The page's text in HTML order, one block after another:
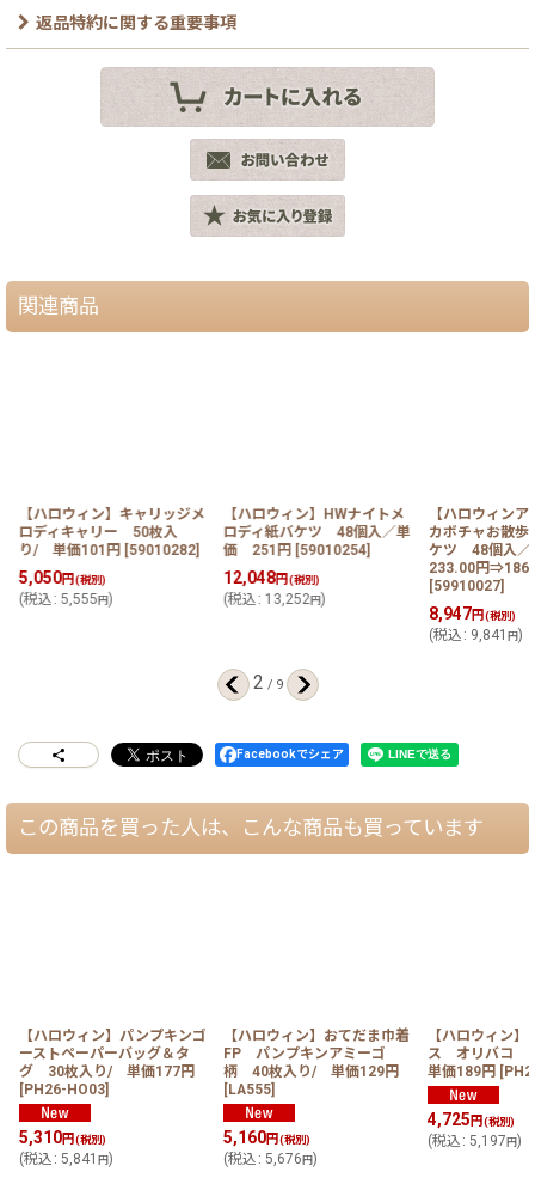
返品特約に関する重要事項
関連商品
【ハロウィン】キャリッジメ
ロディキャリー 50枚入
り/ 単価101円
59010282]
5,050円(税別)
(税込: 5,555円)
【ハロウィン】HWナイトメ
ロディ紙バケツ 48個入／単
価 251円
[59010254]
12,048円(税別)
(税込: 13,252円)
【ハロウィン
カボチャお散歩
ケツ 48個入
233.00円
[59910027]
8,947円(税別)
(税込 : 9,841 円)
2 / 9
Facebookでシェア
この商品を買った人は、こんな商品も買っています
【ハロウィン】パンプキンゴ
ーストペーパーバッグ＆タ
グ 30枚入り/ 単価177円
[PH26-HO03]
5,310円(税別)
(税込 : 5,841 円)
【ハロウィン】おてだま巾着
FP パンプキンアミーゴ
柄 40枚入り/ 単価129円
[LA555]
5,160円(税別)
(税込 : 5,676円)
【ハロウィン
ス オリバコ
単価189円 [
4,725円(税別)
(税込 : 5,197円)